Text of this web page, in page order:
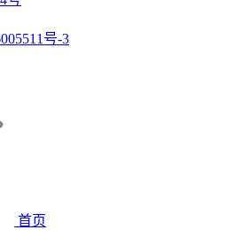
号-3
首页